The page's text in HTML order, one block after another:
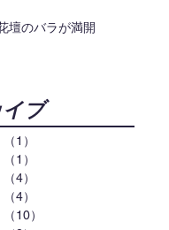
壇のバラが満開
ブ
（1）
（1）
（4）
（4）
（10）